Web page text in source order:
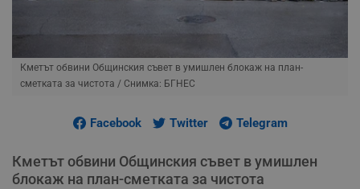
Кметът обвини Общинския съвет в умишлен блокаж на план-
сметката за чистота / Снимка: БГНЕС
Facebook Twitter Telegram
Кметът обвини Общинския съвет в умишлен
блокаж на план-сметката за чистота